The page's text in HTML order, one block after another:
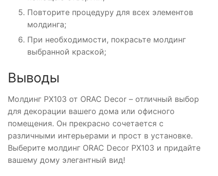
Повторите процедуру для всех элементов
молдинга;
При необходимости, покрасьте молдинг
выбранной краской;
Выводы
Молдинг PX103 от ORAC Decor – отличный выбор
для декорации вашего дома или офисного
помещения. Он прекрасно сочетается с
различными интерьерами и прост в установке.
Выберите молдинг ORAC Decor PX103 и придайте
вашему дому элегантный вид!